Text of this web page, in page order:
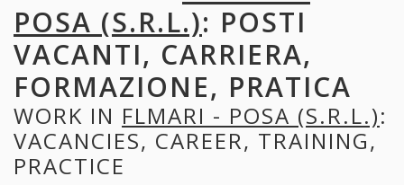
POSA (S.R.L.): POSTI
VACANTI, CARRIERA,
FORMAZIONE, PRATICA
WORK IN FLMARI - POSA (S.R.L.):
VACANCIES, CAREER, TRAINING,
PRACTICE